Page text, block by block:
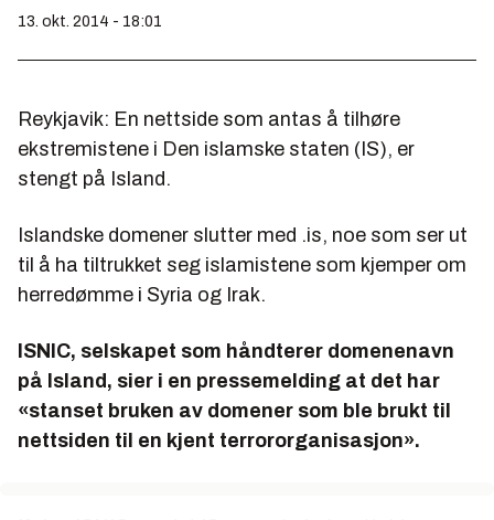
13. okt. 2014 - 18:01
Reykjavik: En nettside som antas å tilhøre
ekstremistene i Den islamske staten (IS), er
stengt på Island.
Islandske domener slutter med .is, noe som ser ut
til å ha tiltrukket seg islamistene som kjemper om
herredømme i Syria og Irak.
ISNIC, selskapet som håndterer domenenavn
på Island, sier i en pressemelding at det har
«stanset bruken av domener som ble brukt til
nettsiden til en kjent terrororganisasjon».